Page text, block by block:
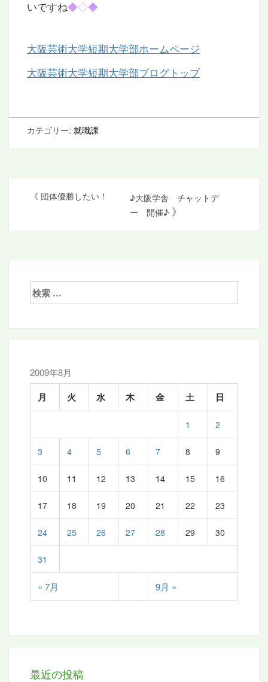
いですね◆◇◆
大阪芸術大学短期大学部ホームページ
大阪芸術大学短期大学部ブログトップ
カテゴリー: 就職課
《 団体優勝したい！
♪大阪学舎 チャットデ
ー 開催♪ 》
検
索:
2009年8月
月 火 水 木 金 土 日
« 7月 9月 »
1 2
3 4 5 6 7 8 9
10 11 12 13 14 15 16
17 18 19 20 21 22 23
24 25 26 27 28 29 30
31
最近の投稿